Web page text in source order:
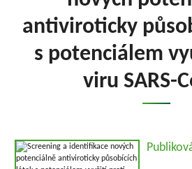
antiviroticky
s potenciálem
viru SARS-